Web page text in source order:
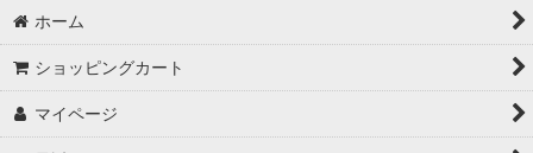
ホーム
ショッピングカート
マイページ